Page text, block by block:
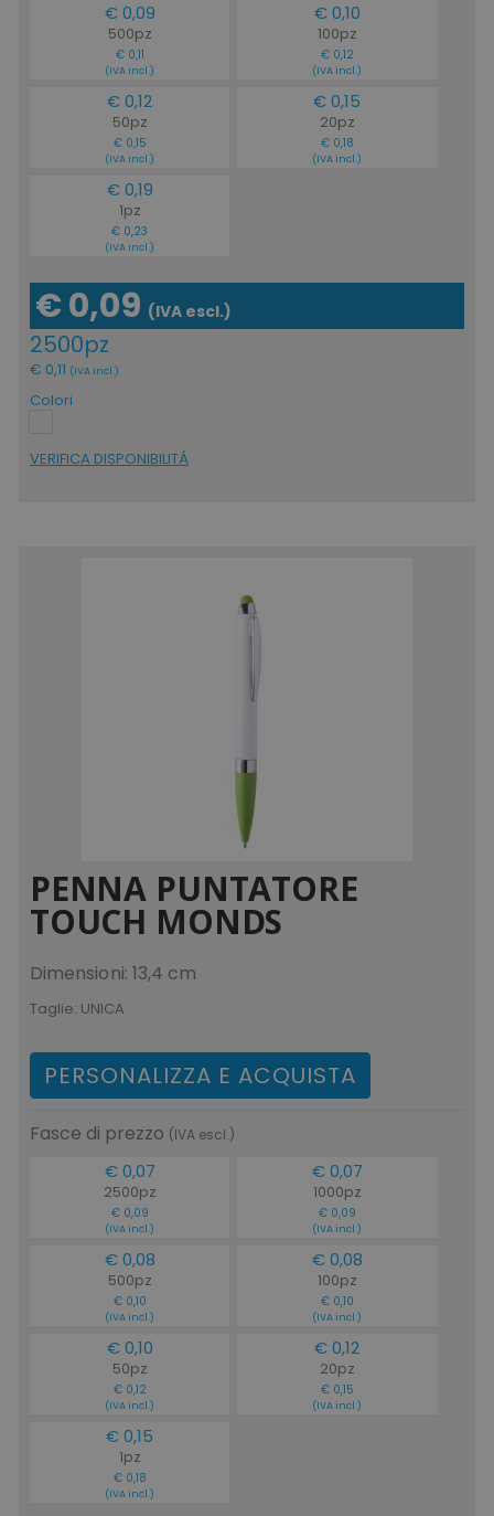
€ 0,09
500pz
€ 0,11
(IVA incl.)
€ 0,10
100pz
€ 0,12
(IVA incl.)
€ 0,12
50pz
€ 0,15
(IVA incl.)
€ 0,15
20pz
€ 0,18
(IVA incl.)
€ 0,19
1pz
€ 0,23
(IVA incl.)
€ 0,09 (IVA escl.)
2500pz
€ 0,11 (IVA incl.)
Colori
VERIFICA DISPONIBILITÁ
PENNA PUNTATORE
TOUCH MONDS
Dimensioni: 13,4 cm
Taglie: UNICA
PERSONALIZZA E ACQUISTA
Fasce di prezzo (IVA escl.)
€ 0,07
2500pz
€ 0,09
(IVA incl.)
€ 0,07
1000pz
€ 0,09
(IVA incl.)
€ 0,08
500pz
€ 0,10
(IVA incl.)
€ 0,08
100pz
€ 0,10
(IVA incl.)
€ 0,10
50pz
€ 0,12
(IVA incl.)
€ 0,12
20pz
€ 0,15
(IVA incl.)
€ 0,15
1pz
€ 0,18
(IVA incl.)